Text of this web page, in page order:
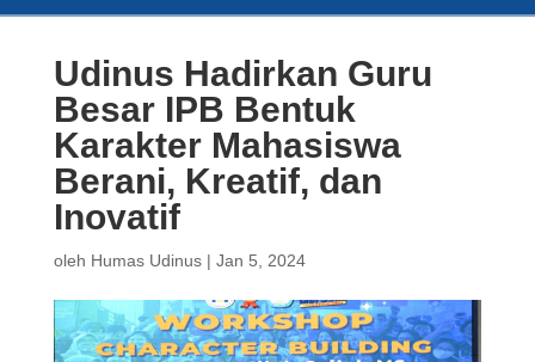
Udinus Hadirkan Guru
Besar IPB Bentuk
Karakter Mahasiswa
Berani, Kreatif, dan
Inovatif
oleh Humas Udinus| Jan 5, 2024